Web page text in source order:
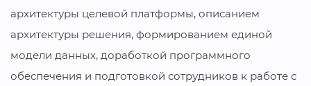
архитектуры целевой платформы, описанием
архитектуры решения, формированием единой
модели данных, доработкой программного
обеспечения и подготовкой сотрудников к работе с